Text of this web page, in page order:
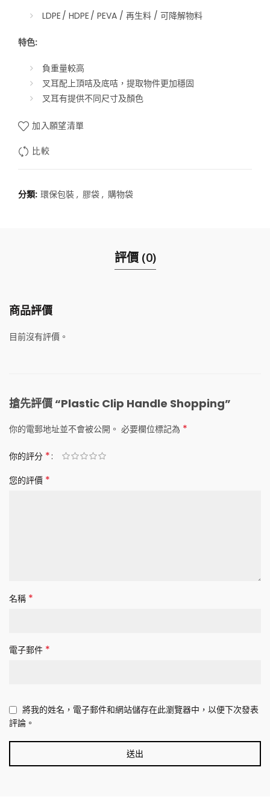
LDPE / HDPE / PEVA / 再生料 / 可降解物料
特色:
負重量較高
叉耳配上頂咭及底咭，提取物件更加穩固
叉耳有提供不同尺寸及顏色
加入願望清單
比較
分類: 環保包裝 , 膠袋 , 購物袋
評價 (0)
商品評價
目前沒有評價。
搶先評價 “Plastic Clip Handle Shopping”
你的電郵地址並不會被公開。 必要欄位標記為 *
你的評分 *
您的評價 *
名稱 *
電子郵件 *
將我的姓名，電子郵件和網站儲存在此瀏覽器中，以便下次發表
評論。